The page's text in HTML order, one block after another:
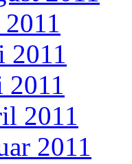
2011
2011
2011
2011